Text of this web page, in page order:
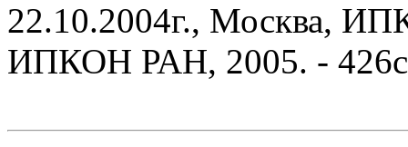
22.10.2004г., Москва,
ИПКОН РАН, 2005. -